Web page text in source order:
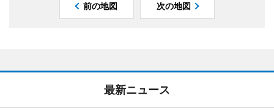
前の地図 次の地図
最新ニュース